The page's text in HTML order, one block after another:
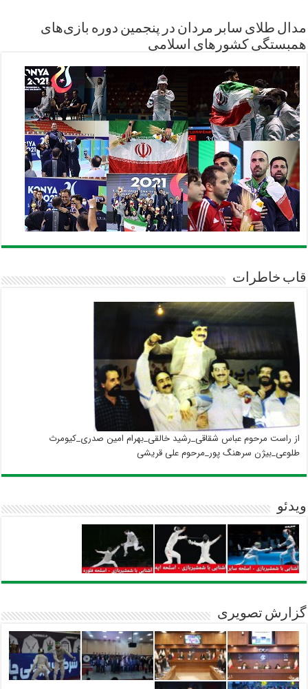
مدال طلای سابر مردان در پنجمین دوره بازی‌های
همبستگی کشورهای اسلامی
قاب خاطرات
از راست مرحوم عباس شقاقی_رشید خالقی_بهرام امین صدری_کیومرث
طلوعی_بیژن سرهنگ پور_مرحوم علی قریشی
ویدئو
گزارش تصویری